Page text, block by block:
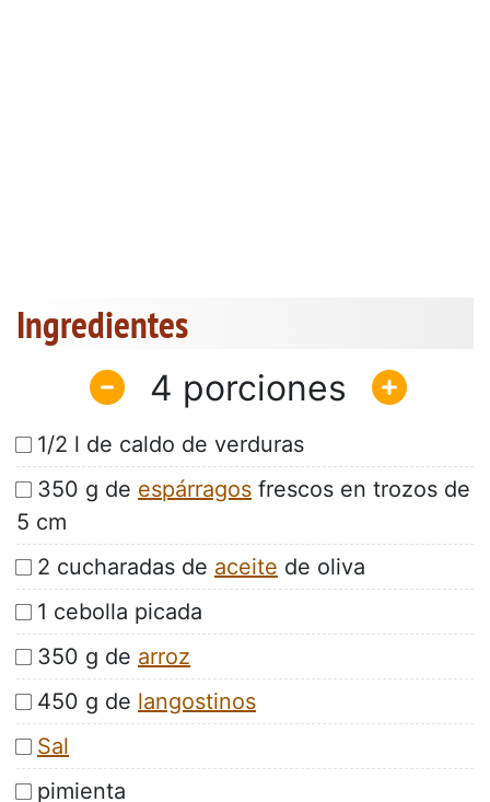
Ingredientes
4
1/2 l de caldo de verduras
350 g de espárragos frescos en trozos de
5 cm
2 cucharadas de aceite de oliva
1 cebolla picada
350 g de arroz
450 g de langostinos
Sal
pimienta